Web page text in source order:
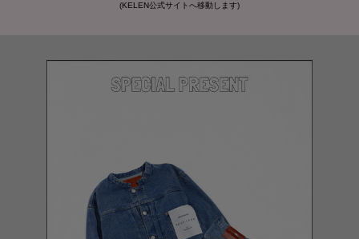
(KELEN公式サイトへ移動します)